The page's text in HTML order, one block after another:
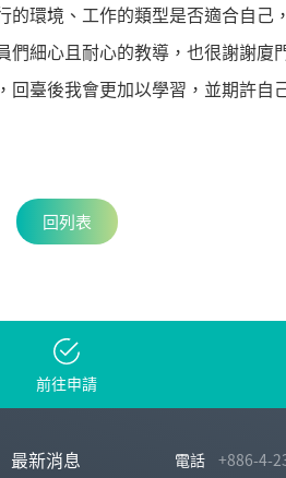
環境、工作的類型是否適合自己
細心且耐心的教導，也很謝謝廈
臺後我會更加以學習，並期許自
回列表
前往申請
最新消息 電話 +886-4-